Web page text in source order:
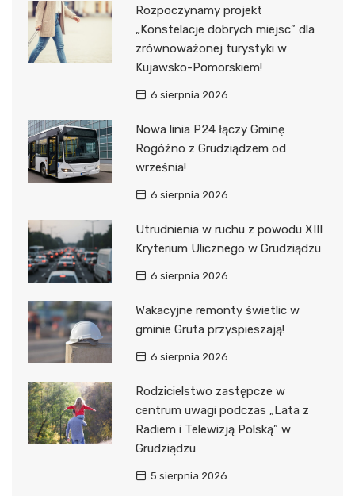
Rozpoczynamy projekt
„Konstelacje dobrych miejsc” dla
zrównoważonej turystyki w
Kujawsko-Pomorskiem!
6 sierpnia 2026
Nowa linia P24 łączy Gminę
Rogóźno z Grudziądzem od
września!
6 sierpnia 2026
Utrudnienia w ruchu z powodu XIII
Kryterium Ulicznego w Grudziądzu
6 sierpnia 2026
Wakacyjne remonty świetlic w
gminie Gruta przyspieszają!
6 sierpnia 2026
Rodzicielstwo zastępcze w
centrum uwagi podczas „Lata z
Radiem i Telewizją Polską” w
Grudziądzu
5 sierpnia 2026